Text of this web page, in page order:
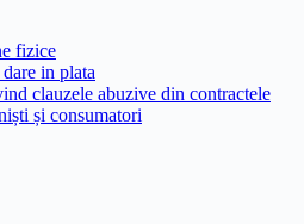
fizice
in plata
clauzele abuzive din contractele
și consumatori